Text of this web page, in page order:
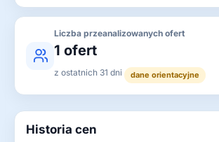
Liczba przeanalizowanych ofert
1 ofert
z ostatnich 31 dni dane orientacyjne
Historia cen